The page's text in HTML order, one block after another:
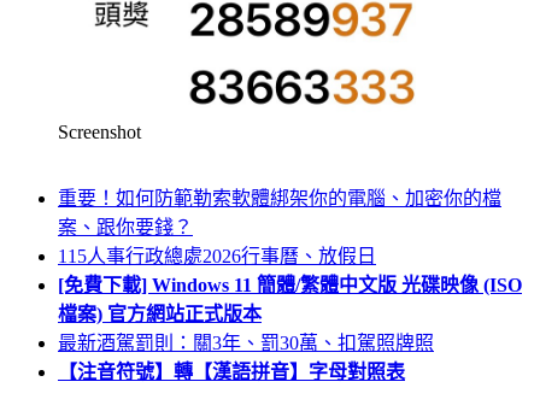
Screenshot
重要！如何防範勒索軟體綁架你的電腦、加密你的檔
案、跟你要錢？
115人事行政總處2026行事曆、放假日
[免費下載] Windows 11 簡體/繁體中文版 光碟映像 (ISO
檔案) 官方網站正式版本
最新酒駕罰則：關3年、罰30萬、扣駕照牌照
【注音符號】轉【漢語拼音】字母對照表